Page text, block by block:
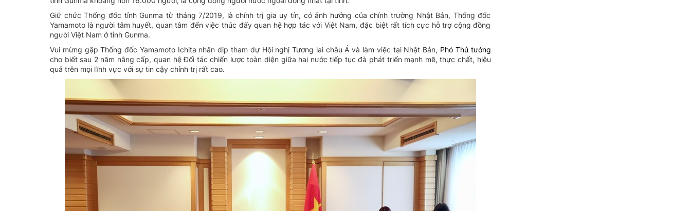
Giữ chức Thống đốc tỉnh Gunma từ tháng 7/2019, là chính trị gia uy tín, có ảnh hưởng của chính trường Nhật Bản, Thống đốc
Yamamoto là người tâm huyết, quan tâm đến việc thúc đẩy quan hệ hợp tác với Việt Nam, đặc biệt rất tích cực hỗ trợ cộng đồng
người Việt Nam ở tỉnh Gunma.
Vui mừng gặp Thống đốc Yamamoto Ichita nhân dịp tham dự Hội nghị Tương lai châu Á và làm việc tại Nhật Bản, Phó Thủ tướng
cho biết sau 2 năm nâng cấp, quan hệ Đối tác chiến lược toàn diện giữa hai nước tiếp tục đà phát triển mạnh mẽ, thực chất, hiệu
quả trên mọi lĩnh vực với sự tin cậy chính trị rất cao.